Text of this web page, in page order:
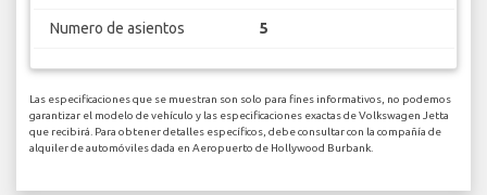
Numero de asientos 5
Las especificaciones que se muestran son solo para fines informativos, no podemos
garantizar el modelo de vehículo y las especificaciones exactas de Volkswagen Jetta
que recibirá. Para obtener detalles específicos, debe consultar con la compañía de
alquiler de automóviles dada en Aeropuerto de Hollywood Burbank.